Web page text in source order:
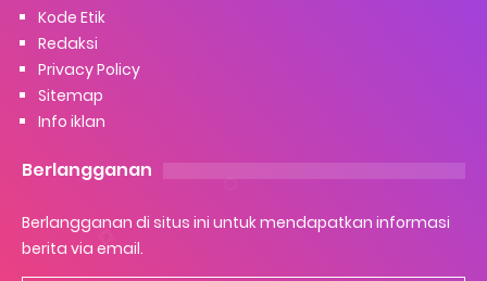
Kode Etik
Redaksi
Privacy Policy
Sitemap
Info iklan
Berlangganan
Berlangganan di situs ini untuk mendapatkan informasi
berita via email.